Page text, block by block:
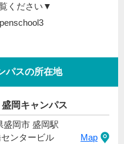
ください▼
パスの所在地
岡キャンパス
盛岡市 盛岡駅
ンタービル
Map